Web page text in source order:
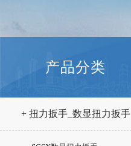
产品分类
+ 扭力扳手_数显扭力扳手